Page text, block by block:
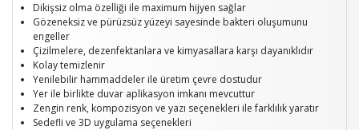
Dikişsiz olma özelliği ile maximum hijyen sağlar
Gözeneksiz ve pürüzsüz yüzeyi sayesinde bakteri oluşumunu
engeller
Çizilmelere, dezenfektanlara ve kimyasallara karşı dayanıklıdır
Kolay temizlenir
Yenilebilir hammaddeler ile üretim çevre dostudur
Yer ile birlikte duvar aplikasyon imkanı mevcuttur
Zengin renk, kompozisyon ve yazı seçenekleri ile farklılık yaratır
Sedefli ve 3D uygulama seçenekleri